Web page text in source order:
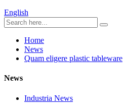
English
Home
News
Quam eligere plastic tableware
News
Industria News